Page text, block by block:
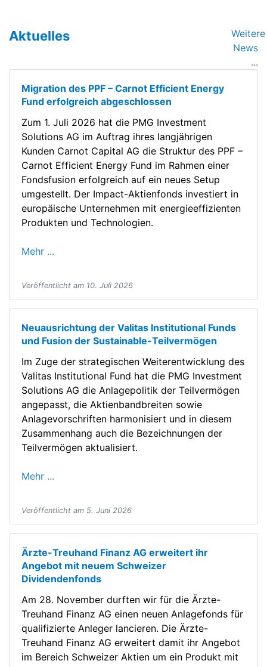
Aktuelles
Weitere
News
...
Migration des PPF – Carnot Efficient Energy
Fund erfolgreich abgeschlossen
Zum 1. Juli 2026 hat die PMG Investment
Solutions AG im Auftrag ihres langjährigen
Kunden Carnot Capital AG die Struktur des PPF –
Carnot Efficient Energy Fund im Rahmen einer
Fondsfusion erfolgreich auf ein neues Setup
umgestellt. Der Impact-Aktienfonds investiert in
europäische Unternehmen mit energieeffizienten
Produkten und Technologien.
Mehr ...
Veröffentlicht am 10. Juli 2026
Neuausrichtung der Valitas Institutional Funds
und Fusion der Sustainable-Teilvermögen
Im Zuge der strategischen Weiterentwicklung des
Valitas Institutional Fund hat die PMG Investment
Solutions AG die Anlagepolitik der Teilvermögen
angepasst, die Aktienbandbreiten sowie
Anlagevorschriften harmonisiert und in diesem
Zusammenhang auch die Bezeichnungen der
Teilvermögen aktualisiert.
Mehr ...
Veröffentlicht am 5. Juni 2026
Ärzte-Treuhand Finanz AG erweitert ihr
Angebot mit neuem Schweizer
Dividendenfonds
Am 28. November durften wir für die Ärzte-
Treuhand Finanz AG einen neuen Anlagefonds für
qualifizierte Anleger lancieren. Die Ärzte-
Treuhand Finanz AG erweitert damit ihr Angebot
im Bereich Schweizer Aktien um ein Produkt mit